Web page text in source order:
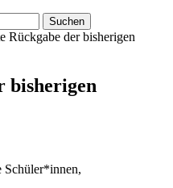
Rückgabe der bisherigen
bisherigen
Schüler*innen,